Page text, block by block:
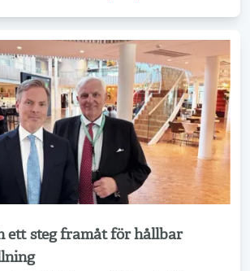
ett steg framåt för hållbar